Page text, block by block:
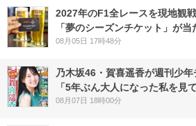
2027年のF1全レースを現地観
「夢のシーズンチケット」が当
08月05日 17時48分
乃木坂46・賀喜遥香が週刊少年
「5年ぶん大人になった私を見
08月07日 18時00分